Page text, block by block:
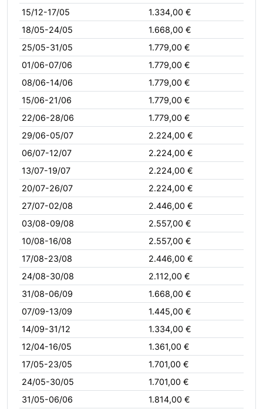
15/12-17/05
1.334,00 €
18/05-24/05
1.668,00 €
25/05-31/05
1.779,00 €
01/06-07/06
1.779,00 €
08/06-14/06
1.779,00 €
15/06-21/06
1.779,00 €
22/06-28/06
1.779,00 €
29/06-05/07
2.224,00 €
06/07-12/07
2.224,00 €
13/07-19/07
2.224,00 €
20/07-26/07
2.224,00 €
27/07-02/08
2.446,00 €
03/08-09/08
2.557,00 €
10/08-16/08
2.557,00 €
17/08-23/08
2.446,00 €
24/08-30/08
2.112,00 €
31/08-06/09
1.668,00 €
07/09-13/09
1.445,00 €
14/09-31/12
1.334,00 €
12/04-16/05
1.361,00 €
17/05-23/05
1.701,00 €
24/05-30/05
1.701,00 €
31/05-06/06
1.814,00 €